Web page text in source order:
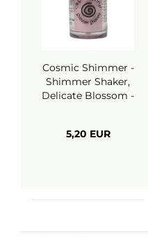
Cosmic Shimmer -
Shimmer Shaker,
Delicate Blossom -
5,20 EUR